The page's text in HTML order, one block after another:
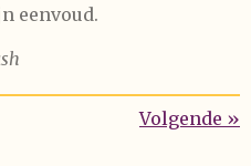
eenvoud.
Volgende »